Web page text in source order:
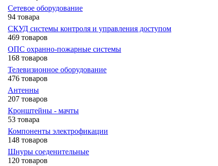
Сетевое оборудование
94 товара
СКУД системы контроля и управления доступом
469 товаров
ОПС охранно-пожарные системы
168 товаров
Телевизионное оборудование
476 товаров
Антенны
207 товаров
Кронштейны - мачты
53 товара
Компоненты электрофикации
148 товаров
Шнуры соеденительные
120 товаров